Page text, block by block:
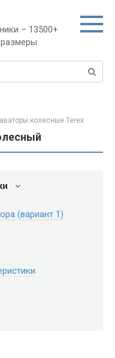
– 13500+
колесные Terex
(вариант 1)